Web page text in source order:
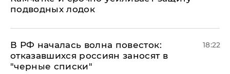
подводных лодок
​В РФ началась волна повесток:
отказавшихся россиян заносят в
"черные списки"
18:22